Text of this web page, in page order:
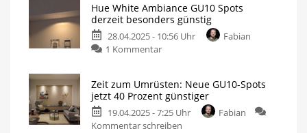
sind
die
neuen
Spots
Direkter
mit
teuren
Hue White Ambiance GU10 Spots
derzeit besonders günstig
28.04.2025 - 10:56 Uhr
Fabian
1 Kommentarzu
Ambiance
GU10
Spots
derzeit
Zeit zum Umrüsten: Neue GU10-Spots
jetzt 40 Prozent günstiger
19.04.2025 - 7:25 Uhr
Fabian
Kommentar schreiben